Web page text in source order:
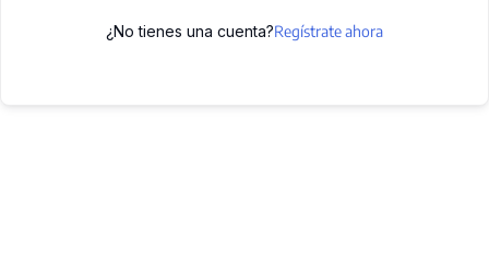
¿No tienes una cuenta?Regístrate ahora